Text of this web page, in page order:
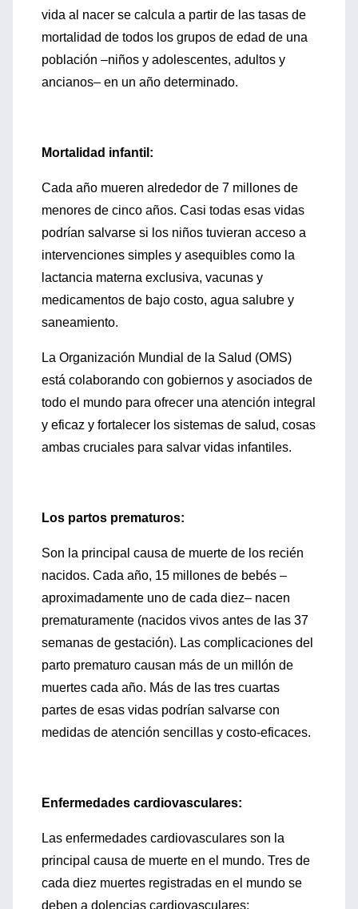
vida al nacer se calcula a partir de las tasas de
mortalidad de todos los grupos de edad de una
población –niños y adolescentes, adultos y
ancianos– en un año determinado.
Mortalidad infantil:
Cada año mueren alrededor de 7 millones de
menores de cinco años. Casi todas esas vidas
podrían salvarse si los niños tuvieran acceso a
intervenciones simples y asequibles como la
lactancia materna exclusiva, vacunas y
medicamentos de bajo costo, agua salubre y
saneamiento.
La Organización Mundial de la Salud (OMS)
está colaborando con gobiernos y asociados de
todo el mundo para ofrecer una atención integral
y eficaz y fortalecer los sistemas de salud, cosas
ambas cruciales para salvar vidas infantiles.
Los partos prematuros:
Son la principal causa de muerte de los recién
nacidos. Cada año, 15 millones de bebés –
aproximadamente uno de cada diez– nacen
prematuramente (nacidos vivos antes de las 37
semanas de gestación). Las complicaciones del
parto prematuro causan más de un millón de
muertes cada año. Más de las tres cuartas
partes de esas vidas podrían salvarse con
medidas de atención sencillas y costo-eficaces.
Enfermedades cardiovasculares:
Las enfermedades cardiovasculares son la
principal causa de muerte en el mundo. Tres de
cada diez muertes registradas en el mundo se
deben a dolencias cardiovasculares: